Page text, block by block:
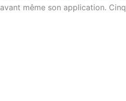
avant même son application. Cinq